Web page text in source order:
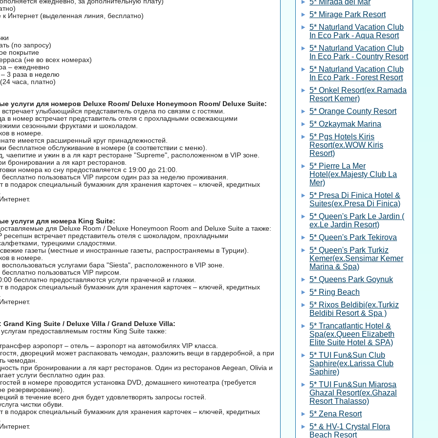
Интернет (выделенная линия, бесплатно)
(по запросу)
покрытие
(не во всех номерах)
– ежедневно
3 раза в неделю
часа, платно)
услуги для номеров Deluxe Room/ Deluxe Honeymoon Room/ Deluxe Suite:
встречает улыбающийся представитель отдела по связям с гостями.
в номер встречает представитель отеля с прохладными освежающими
сезонными фруктами и шоколадом.
в номере.
имеется расширенный круг принадлежностей.
бесплатное обслуживание в номере (в соответствии с меню).
чаепитие и ужин в а ля карт ресторане "Supreme", расположенном в VIP зоне.
бронировании а ля карт ресторанов.
номера ко сну предоставляется с 19:00 до 21:00.
пользоваться VIP пирсом один раз за неделю проживания.
в подарок специальный бумажник для хранения карточек – ключей, кредитных
услуги для номера King Suite:
для Deluxe Room / Deluxe Honeymoon Room and Deluxe Suite а также:
ресепшн встречает представитель отеля с шоколадом, прохладными
турецкими сладостями.
газеты (местные и иностранные газеты, распространяемы в Турции).
в номере.
услугами бара "Siesta", расположенного в VIP зоне.
пользоваться VIP пирсом.
бесплатно предоставляются услуги прачечной и глажки.
в подарок специальный бумажник для хранения карточек – ключей, кредитных
Grand King Suite / Deluxe Villa / Grand Deluxe Villa:
предоставляемым гостям King Suite также:
аэропорт – отель – аэропорт на автомобилях VIP класса.
дворецкий может распаковать чемодан, разложить вещи в гардеробной, а при
чемодан.
при бронировании а ля карт ресторанов. Один из ресторанов Aegean, Olivia и
услуги бесплатно один раз.
в номере проводится установка DVD, домашнего кинотеатра (требуется
резервирование).
в течение всего дня будет удовлетворять запросы гостей.
чистки обуви.
в подарок специальный бумажник для хранения карточек – ключей, кредитных
5* Mirada del Mar
5* Mirage Park Resort
5* Naturland Vacation Club
In Eco Park - Aqua Resort
5* Naturland Vacation Club
In Eco Park - Country Resort
5* Naturland Vacation Club
In Eco Park - Forest Resort
5* Onkel Resort(ex.Ramada
Resort Kemer)
5* Orange County Resort
5* Ozkaymak Marina
5* Pgs Hotels Kiris
Resort(ex.WOW Kiris
Resort)
5* Pierre La Mer
Hotel(ex.Majesty Club La
Mer)
5* Presa Di Finica Hotel &
Suites(ex.Presa Di Finica)
5* Queen's Park Le Jardin (
ex.Le Jardin Resort)
5* Queen's Park Tekirova
5* Queen's Park Turkiz
Kemer(ex.Sensimar Kemer
Marina & Spa)
5* Queens Park Goynuk
5* Ring Beach
5* Rixos Beldibi(ex.Turkiz
Beldibi Resort & Spa )
5* Trancatlantic Hotel &
Spa(ex.Queen Elizabeth
Elite Suite Hotel & SPA)
5* TUI Fun&Sun Club
Saphire(ex.Larissa Club
Saphire)
5* TUI Fun&Sun Miarosa
Ghazal Resort(ex.Ghazal
Resort Thalasso)
5* Zena Resort
5* & HV-1 Crystal Flora
Beach Resort